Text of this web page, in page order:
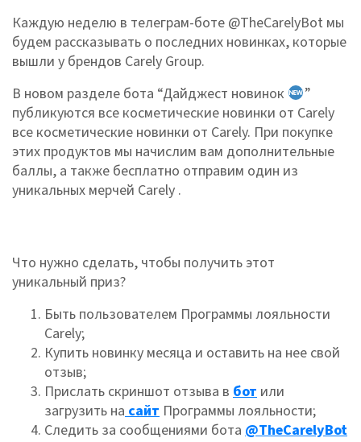
Каждую неделю в телеграм-боте @TheСarelyBot мы
будем рассказывать о последних новинках, которые
вышли у брендов Carely Group.
В новом разделе бота “Дайджест новинок
”
публикуются все косметические новинки от Carely
все косметические новинки от Carely. При покупке
этих продуктов мы начислим вам дополнительные
баллы, а также бесплатно отправим один из
уникальных мерчей Carely .
Что нужно сделать, чтобы получить этот
уникальный приз?
Быть пользователем Программы лояльности
Carely;
Купить новинку месяца и оставить на нее свой
отзыв;
Прислать скриншот отзыва в бот или
загрузить на сайт Программы лояльности;
Следить за сообщениями бота @TheСarelyBot